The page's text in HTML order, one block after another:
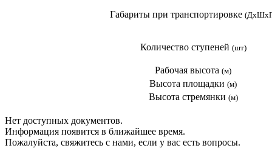
Габариты при транспортировке
Количество ступеней (шт)
Рабочая высота (м)
Высота площадки (м)
Высота стремянки (м)
Нет доступных документов.
Информация появится в ближайшее время.
Пожалуйста, свяжитесь с нами, если у вас есть вопросы.